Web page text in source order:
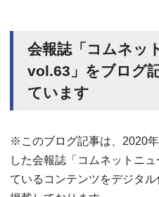
会報誌「コムネッ
vol.63」をブログ
ています
※このブログ記事は、2020
した会報誌「コムネットニ
ているコンテンツをデジタ